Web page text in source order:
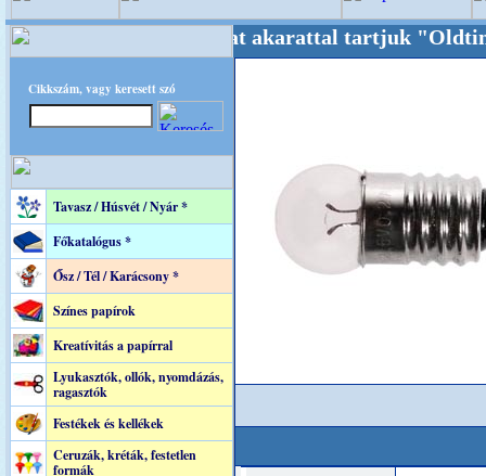
Cikkszám, vagy keresett szó
Tavasz / Húsvét / Nyár *
Főkatalógus *
Ősz / Tél / Karácsony *
Színes papírok
Kreatívitás a papírral
Lyukasztók, ollók, nyomdázás,
ragasztók
Festékek és kellékek
Ceruzák, kréták, festetlen
formák
Oldalunkat akarattal tartjuk "Oldtimer/